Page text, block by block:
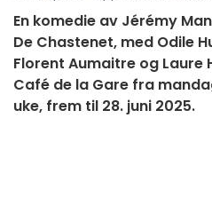
En komedie av Jérémy
De Chastenet, med Odile
Florent Aumaitre og Laure
Café de la Gare fra
uke, frem til 28. juni 2025.